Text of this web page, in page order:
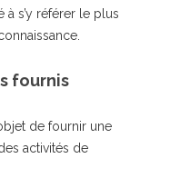
à s’y référer le plus
fournis
de fournir une
activités de